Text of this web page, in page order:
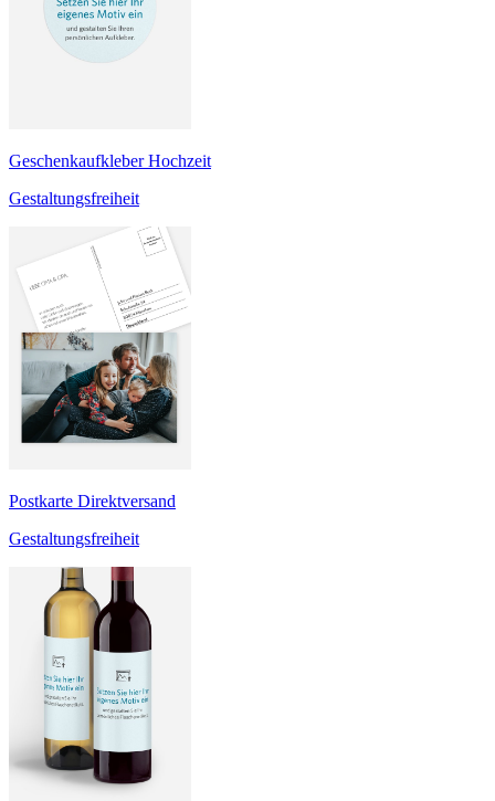
Geschenkaufkleber Hochzeit
Gestaltungsfreiheit
Postkarte Direktversand
Gestaltungsfreiheit